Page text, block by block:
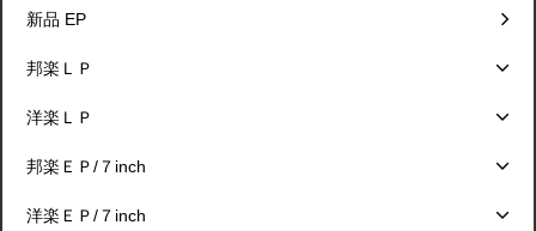
新品 EP
邦楽ＬＰ
洋楽ＬＰ
邦楽ＥＰ/７inch
洋楽ＥＰ/７inch